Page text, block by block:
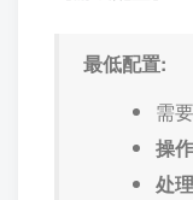
最低配置:
需
操
处